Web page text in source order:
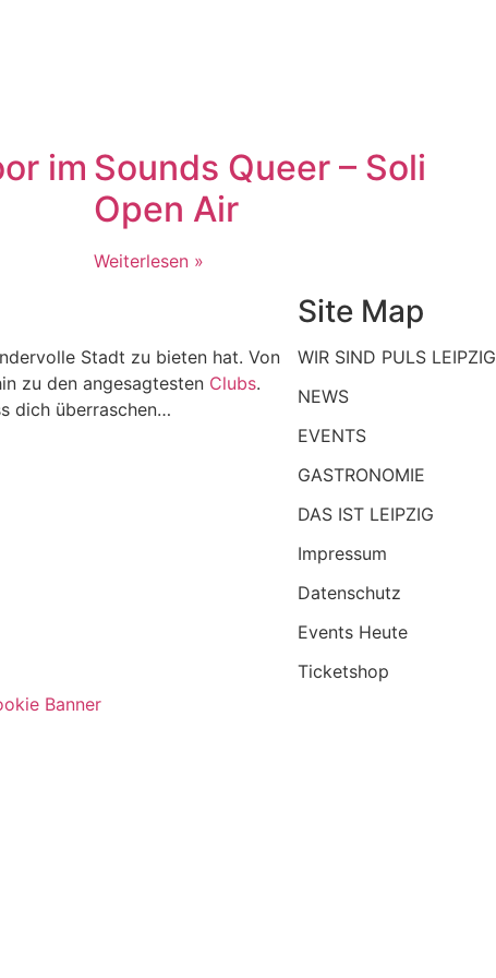
im Sounds Queer – Soli
Open Air
Weiterlesen »
Stadt zu bieten hat. Von
zu den angesagtesten Clubs.
dich überraschen…
Site Map
WIR SIND PULS LEIPZIG
NEWS
EVENTS
GASTRONOMIE
DAS IST LEIPZIG
Impressum
Datenschutz
Events Heute
Ticketshop
Banner